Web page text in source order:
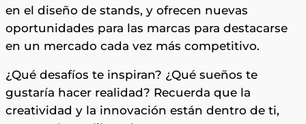
en el diseño de stands, y ofrecen nuevas
oportunidades para las marcas para destacarse
en un mercado cada vez más competitivo.
¿Qué desafíos te inspiran? ¿Qué sueños te
gustaría hacer realidad? Recuerda que la
creatividad y la innovación están dentro de ti,